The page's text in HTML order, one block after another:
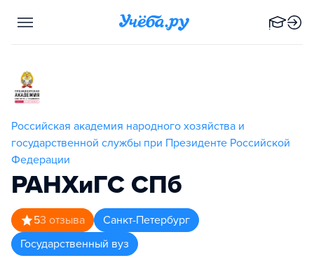
Российская академия народного хозяйства и
государственной службы при Президенте Российской
Федерации
РАНХиГС СПб
53 отзыва
Санкт-Петербург
Государственный вуз